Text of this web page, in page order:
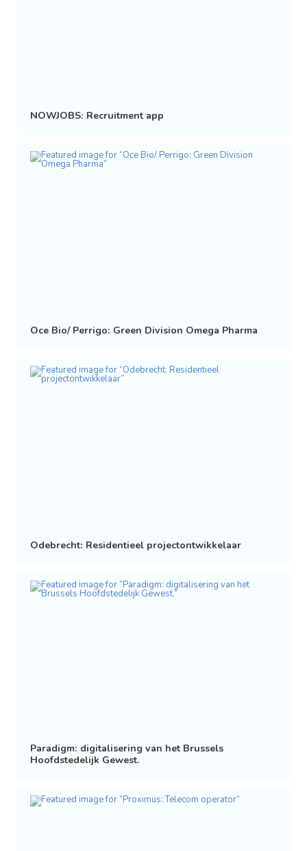
NOWJOBS: Recruitment app
Oce Bio/ Perrigo: Green Division Omega Pharma
Odebrecht: Residentieel projectontwikkelaar
Paradigm: digitalisering van het Brussels
Hoofdstedelijk Gewest.